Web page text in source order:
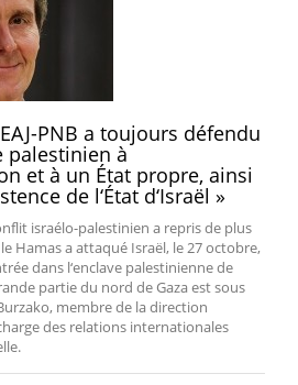
PNB a toujours défendu
palestinien à
et à un État propre, ainsi
de l‘État d‘Israël »
israélo-palestinien a repris de plus
Hamas a attaqué Israël, le 27 octobre,
dans l‘enclave palestinienne de
partie du nord de Gaza est sous
membre de la direction
des relations internationales